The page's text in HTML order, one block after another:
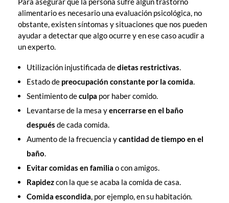
alimentario es necesario una evaluación psicológica, no
obstante, existen síntomas y situaciones que nos pueden
ayudar a detectar que algo ocurre y en ese caso acudir a
un experto.
Utilización injustificada dedietas restrictivas.
Estado de preocupación constante por la comida.
Sentimiento deculpa por haber comido.
Levantarse de la mesa yencerrarse en el baño
después de cada comida.
Aumento de la frecuencia ycantidad de tiempo en el
baño.
Evitar comidas en familia o con amigos.
Rapidezcon la que se acaba la comida de casa.
Comida escondida, por ejemplo, en su habitación.